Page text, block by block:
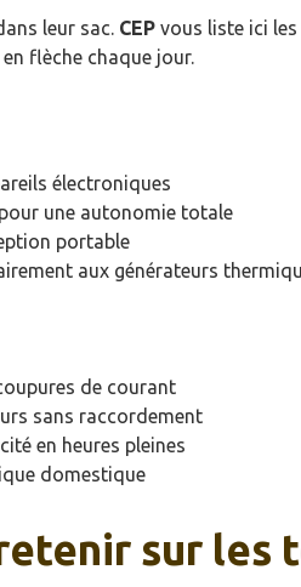
leur sac. CEP vous liste ici
flèche chaque jour.
électroniques
une autonomie totale
portable
aux générateurs
de courant
sans raccordement
en heures pleines
domestique
sur les